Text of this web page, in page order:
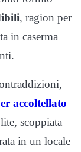
, ragion per
in caserma
accoltellato
scoppiata
in un locale